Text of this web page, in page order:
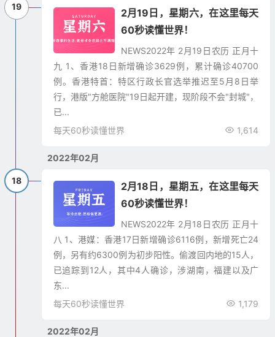
19
2月19日，星期六，在这里每天
60秒读懂世界！
NEWS2022年 2月19日农历 正月十
九 1、香港18日新增确诊3629例，累计确诊40700
例。香港特首：特区行政长官选举推迟至5月8日举
行，港版"方舱医院"19日起开建，现阶段不会"封城"，
已...
每天60秒读懂世界 1,614
18
2月18日，星期五，在这里每天
60秒读懂世界！
NEWS2022年 2月18日农历 正月十
八 1、港媒：香港17日新增确诊6116例，新增死亡24
例，另有约6300例为初步阳性。偷渡回内地的15人，
已追踪到12人，其中4人确诊，涉湖南，福建以及广
东...
2022年02月
每天60秒读懂世界 1,179
2022年02月